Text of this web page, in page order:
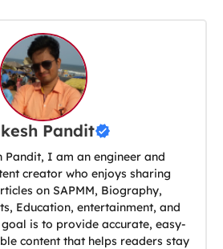
Pandit
Pandit, I am an engineer and
creator who enjoys sharing
on SAPMM, Biography,
Education, entertainment, and
is to provide accurate, easy-
content that helps readers stay